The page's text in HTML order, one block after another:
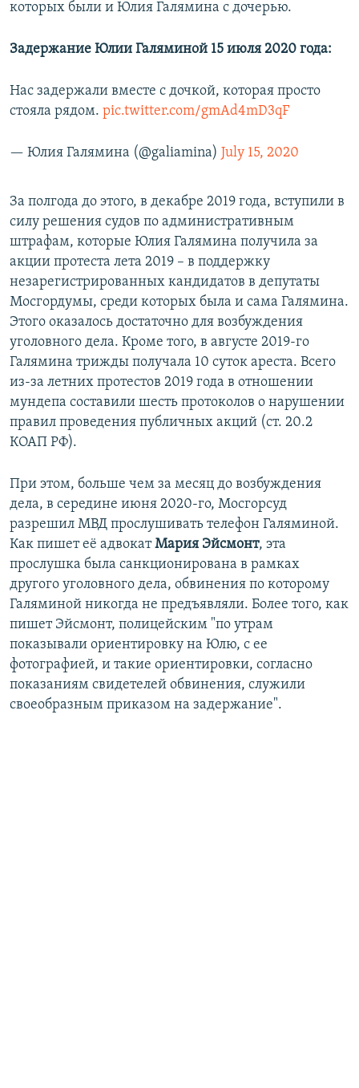
которых были и Юлия Галямина с дочерью.
Задержание Юлии Галяминой 15 июля 2020 года:
Нас задержали вместе с дочкой, которая просто
стояла рядом. pic.twitter.com/gmAd4mD3qF
— Юлия Галямина (@galiamina) July 15, 2020
За полгода до этого, в декабре 2019 года, вступили в
силу решения судов по административным
штрафам, которые Юлия Галямина получила за
акции протеста лета 2019 – в поддержку
незарегистрированных кандидатов в депутаты
Мосгордумы, среди которых была и сама Галямина.
Этого оказалось достаточно для возбуждения
уголовного дела. Кроме того, в августе 2019-го
Галямина трижды получала 10 суток ареста. Всего
из-за летних протестов 2019 года в отношении
мундепа составили шесть протоколов о нарушении
правил проведения публичных акций (ст. 20.2
КОАП РФ).
При этом, больше чем за месяц до возбуждения
дела, в середине июня 2020-го, Мосгорсуд
разрешил МВД прослушивать телефон Галяминой.
Как пишет её адвокатМария Эйсмонт, эта
прослушка была санкционирована в рамках
другого уголовного дела, обвинения по которому
Галяминой никогда не предъявляли. Более того, как
пишет Эйсмонт, полицейским "по утрам
показывали ориентировку на Юлю, с ее
фотографией, и такие ориентировки, согласно
показаниям свидетелей обвинения, служили
своеобразным приказом на задержание".